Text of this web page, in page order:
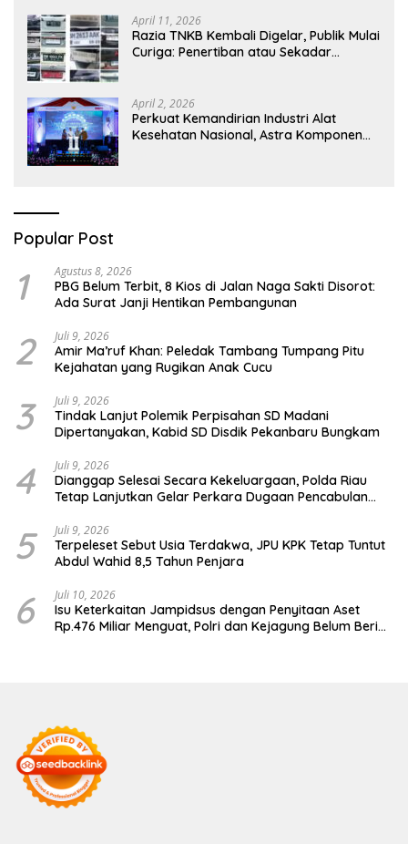
April 11, 2026
Razia TNKB Kembali Digelar, Publik Mulai
Curiga: Penertiban atau Sekadar
April 2, 2026
Perkuat Kemandirian Industri Alat
Kesehatan Nasional, Astra Komponen
Popular Post
1 Agustus 8, 2026
PBG Belum Terbit, 8 Kios di Jalan Naga Sakti Disorot:
Ada Surat Janji Hentikan Pembangunan
2 Juli 9, 2026
Amir Ma’ruf Khan: Peledak Tambang Tumpang Pitu
Kejahatan yang Rugikan Anak Cucu
3 Juli 9, 2026
Tindak Lanjut Polemik Perpisahan SD Madani
Dipertanyakan, Kabid SD Disdik Pekanbaru Bungkam
4 Juli 9, 2026
Dianggap Selesai Secara Kekeluargaan, Polda Riau
Tetap Lanjutkan Gelar Perkara Dugaan Pencabulan
5 Juli 9, 2026
Terpeleset Sebut Usia Terdakwa, JPU KPK Tetap Tuntut
Abdul Wahid 8,5 Tahun Penjara
6 Juli 10, 2026
Isu Keterkaitan Jampidsus dengan Penyitaan Aset
Rp.476 Miliar Menguat, Polri dan Kejagung Belum Beri